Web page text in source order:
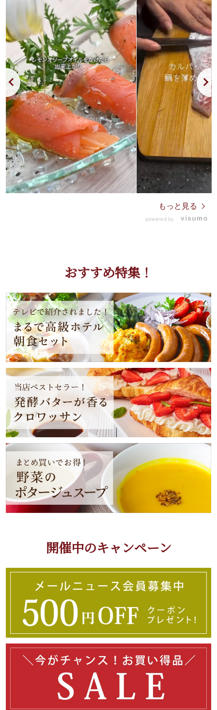
もっと見る
powered by
おすすめ特集！
開催中のキャンペーン